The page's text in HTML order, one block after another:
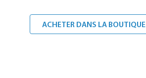
ACHETER DANS LA BOUTIQUE